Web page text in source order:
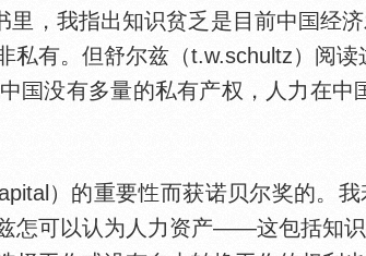
里，我指出知识贫乏是目前中
经
有。但舒尔兹（t.w.schultz）阅读
没有多量的私有产权，人力在中
）的重要
而获诺贝尔奖的。
怎可以认为人力资产——这包括知